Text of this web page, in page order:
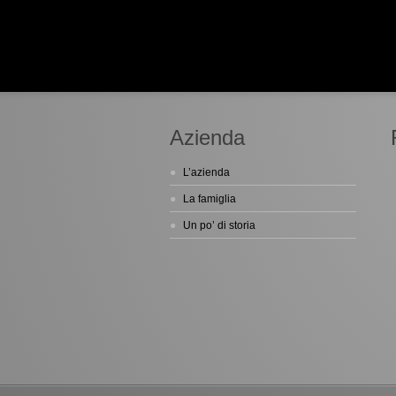
Azienda
L’azienda
La famiglia
Un po’ di storia